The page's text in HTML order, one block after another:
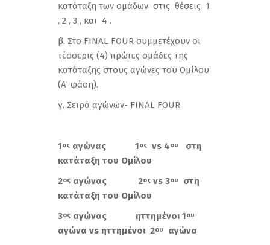
κατάταξη των ομάδων στις θέσεις 1
, 2 , 3 , και 4 .
β. Στο FINAL FOUR συμμετέχουν οι
τέσσερις (4) πρώτες ομάδες της
κατάταξης στους αγώνες του Ομίλου
(Α’ φάση).
γ. Σειρά αγώνων- FINAL FOUR
1ος αγώνας 1ος vs 4ου
στη
κατάταξη του Ομίλου
2ος αγώνας 2ος vs 3ου
στη
κατάταξη του Ομίλου
3ος αγώνας ηττημένοι 1ου
αγώνα vs ηττημένοι 2ου
αγώνα